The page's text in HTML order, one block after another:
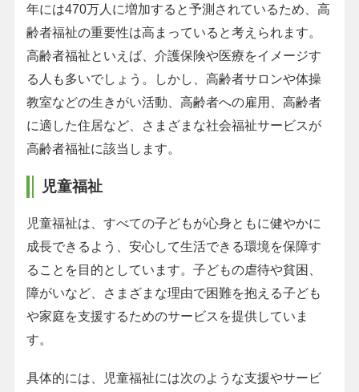
年には470万人に増加すると予測されているため、高
齢者福祉の重要性は高まっていると考えられます。
高齢者福祉といえば、介護保険や医療をイメージす
る人も多いでしょう。しかし、高齢者サロンや体操
教室などの生きがい活動、高齢者への雇用、高齢者
に適した住居など、さまざまな社会福祉サービスが
高齢者福祉に該当します。
児童福祉
児童福祉は、すべての子どもが心身ともに健やかに
成長できるよう、安心して生活できる環境を保障す
ることを目的としています。子どもの虐待や貧困、
障がいなど、さまざまな理由で困難を抱える子ども
や家庭を支援するためのサービスを提供していま
す。
具体的には、児童福祉には次のような支援やサービ